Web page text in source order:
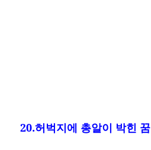
20.허벅지에 총알이 박힌 꿈